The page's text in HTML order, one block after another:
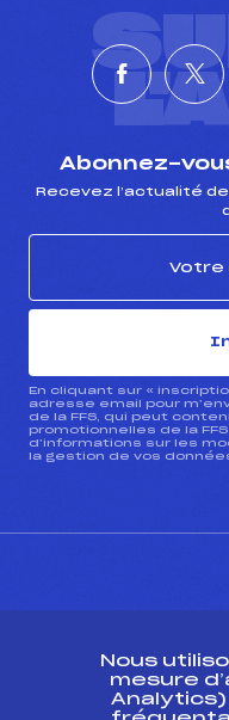
Abonnez-
Recevez l’actualité
En cliquant sur «
adresse email pour
de la FFS, qui peut
promotionnelles de la
d’informations sur les
la gestion de vos
Nous
mesure
Analytics)